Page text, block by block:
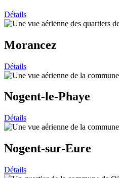
Détails
Morancez
Détails
Nogent-le-Phaye
Détails
Nogent-sur-Eure
Détails